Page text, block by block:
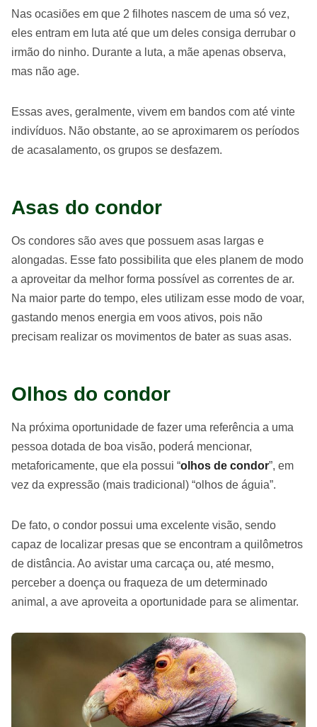
Nas ocasiões em que 2 filhotes nascem de uma só vez,
eles entram em luta até que um deles consiga derrubar o
irmão do ninho. Durante a luta, a mãe apenas observa,
mas não age.
Essas aves, geralmente, vivem em bandos com até vinte
indivíduos. Não obstante, ao se aproximarem os períodos
de acasalamento, os grupos se desfazem.
Asas do condor
Os condores são aves que possuem asas largas e
alongadas. Esse fato possibilita que eles planem de modo
a aproveitar da melhor forma possível as correntes de ar.
Na maior parte do tempo, eles utilizam esse modo de voar,
gastando menos energia em voos ativos, pois não
precisam realizar os movimentos de bater as suas asas.
Olhos do condor
Na próxima oportunidade de fazer uma referência a uma
pessoa dotada de boa visão, poderá mencionar,
metaforicamente, que ela possui “olhos de condor”, em
vez da expressão (mais tradicional) “olhos de águia”.
De fato, o condor possui uma excelente visão, sendo
capaz de localizar presas que se encontram a quilômetros
de distância. Ao avistar uma carcaça ou, até mesmo,
perceber a doença ou fraqueza de um determinado
animal, a ave aproveita a oportunidade para se alimentar.